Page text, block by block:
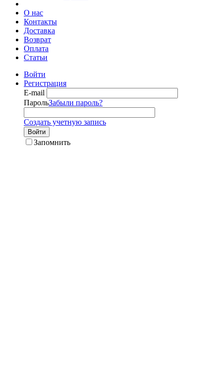
О нас
Контакты
Доставка
Возврат
Оплата
Статьи
Войти
Регистрация
E-mail
ПарольЗабыли пароль?
Создать учетную запись
Войти
Запомнить